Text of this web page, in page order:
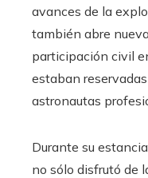
avances de la
también abre
participación civil
estaban
astronautas
Durante su
no sólo disfrutó de